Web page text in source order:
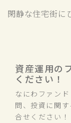
閑静な住宅街に
資産運用の
ください！
なにわファン
問、投資に関
合せください！